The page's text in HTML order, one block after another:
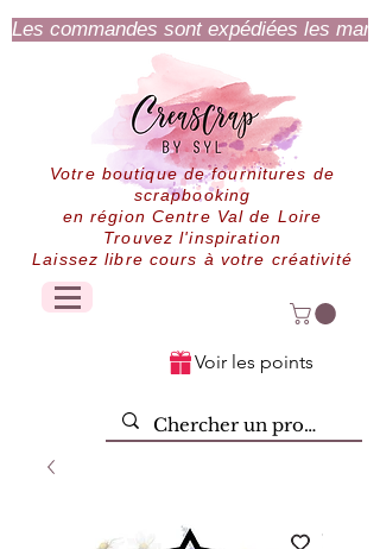
Les commandes sont expédiées les
Votre boutique de fournitures de
scrapbooking
en région Centre Val de Loire
Trouvez l'inspiration
Laissez libre cours à votre créativité
Voir les points